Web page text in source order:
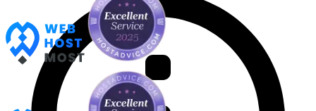
50 MB e-mailbijlage